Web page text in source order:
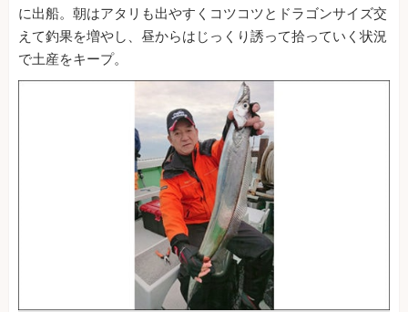
に出船。朝はアタリも出やすくコツコツとドラゴンサイズ交
えて釣果を増やし、昼からはじっくり誘って拾っていく状況
で土産をキープ。